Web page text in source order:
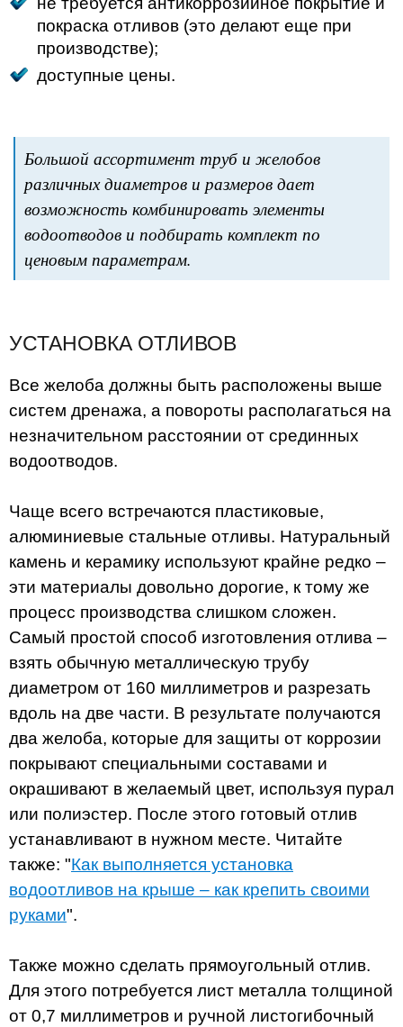
покраска отливов (это делают еще при
производстве);
доступные цены.
Большой ассортимент труб и желобов
различных диаметров и размеров дает
возможность комбинировать элементы
водоотводов и подбирать комплект по
ценовым параметрам.
УСТАНОВКА ОТЛИВОВ
Все желоба должны быть расположены выше
систем дренажа, а повороты располагаться на
незначительном расстоянии от срединных
водоотводов.
Чаще всего встречаются пластиковые,
алюминиевые стальные отливы. Натуральный
камень и керамику используют крайне редко –
эти материалы довольно дорогие, к тому же
процесс производства слишком сложен.
Самый простой способ изготовления отлива –
взять обычную металлическую трубу
диаметром от 160 миллиметров и разрезать
вдоль на две части. В результате получаются
два желоба, которые для защиты от коррозии
покрывают специальными составами и
окрашивают в желаемый цвет, используя пурал
или полиэстер. После этого готовый отлив
устанавливают в нужном месте. Читайте
также: "Как выполняется установка
водоотливов на крыше – как крепить своими
руками".
Также можно сделать прямоугольный отлив.
Для этого потребуется лист металла толщиной
от 0,7 миллиметров и ручной листогибочный